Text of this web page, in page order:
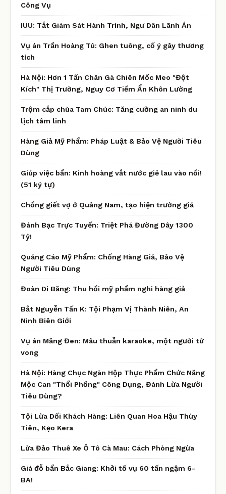
Công Vụ
IUU: Tắt Giám Sát Hành Trình, Ngư Dân Lãnh Án
Vụ án Trần Hoàng Tú: Ghen tuông, cố ý gây thương
tích
Hà Nội: Hơn 1 Tấn Chân Gà Chiên Mốc Meo "Đột
Kích" Thị Trường, Nguy Cơ Tiềm Ẩn Khôn Lường
Trộm cắp chùa Tam Chúc: Tăng cường an ninh du
lịch tâm linh
Hàng Giả Mỹ Phẩm: Pháp Luật & Bảo Vệ Người Tiêu
Dùng
Giúp việc bẩn: Kinh hoàng vắt nước giẻ lau vào nồi!
(51 ký tự)
Chồng giết vợ ở Quảng Nam, tạo hiện trường giả
Đánh Bạc Trực Tuyến: Triệt Phá Đường Dây 1300
Tỷ!
Quảng Cáo Mỹ Phẩm: Chống Hàng Giả, Bảo Vệ
Người Tiêu Dùng
Đoàn Di Băng: Thu hồi mỹ phẩm nghi hàng giả
Bắt Nguyễn Tấn K: Tội Phạm Vị Thành Niên, An
Ninh Biên Giới
Vụ án Măng Đen: Mâu thuẫn karaoke, một người tử
vong
Hà Nội: Hàng Chục Ngàn Hộp Thực Phẩm Chức Năng
Mộc Can "Thổi Phồng" Công Dụng, Đánh Lừa Người
Tiêu Dùng?
Tội Lừa Dối Khách Hàng: Liên Quan Hoa Hậu Thùy
Tiên, Kẹo Kera
Lừa Đảo Thuê Xe Ô Tô Cà Mau: Cách Phòng Ngừa
Giá đỗ bẩn Bắc Giang: Khởi tố vụ 60 tấn ngậm 6-
BA!